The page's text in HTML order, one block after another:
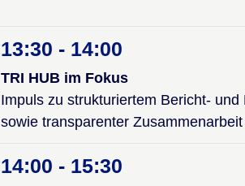
13:30 - 14:00
TRI HUB im Fokus
Impuls zu strukturiertem Bericht-
sowie transparenter
14:00 - 15:30